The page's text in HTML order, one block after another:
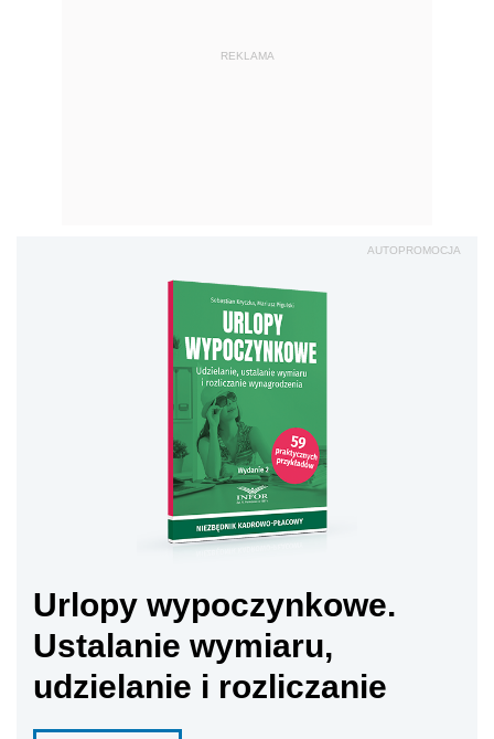
REKLAMA
AUTOPROMOCJA
Urlopy wypoczynkowe.
Ustalanie wymiaru,
udzielanie i rozliczanie